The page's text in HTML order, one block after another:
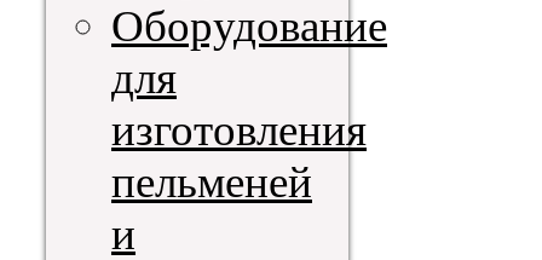
Оборудование
для
изготовления
пельменей
и